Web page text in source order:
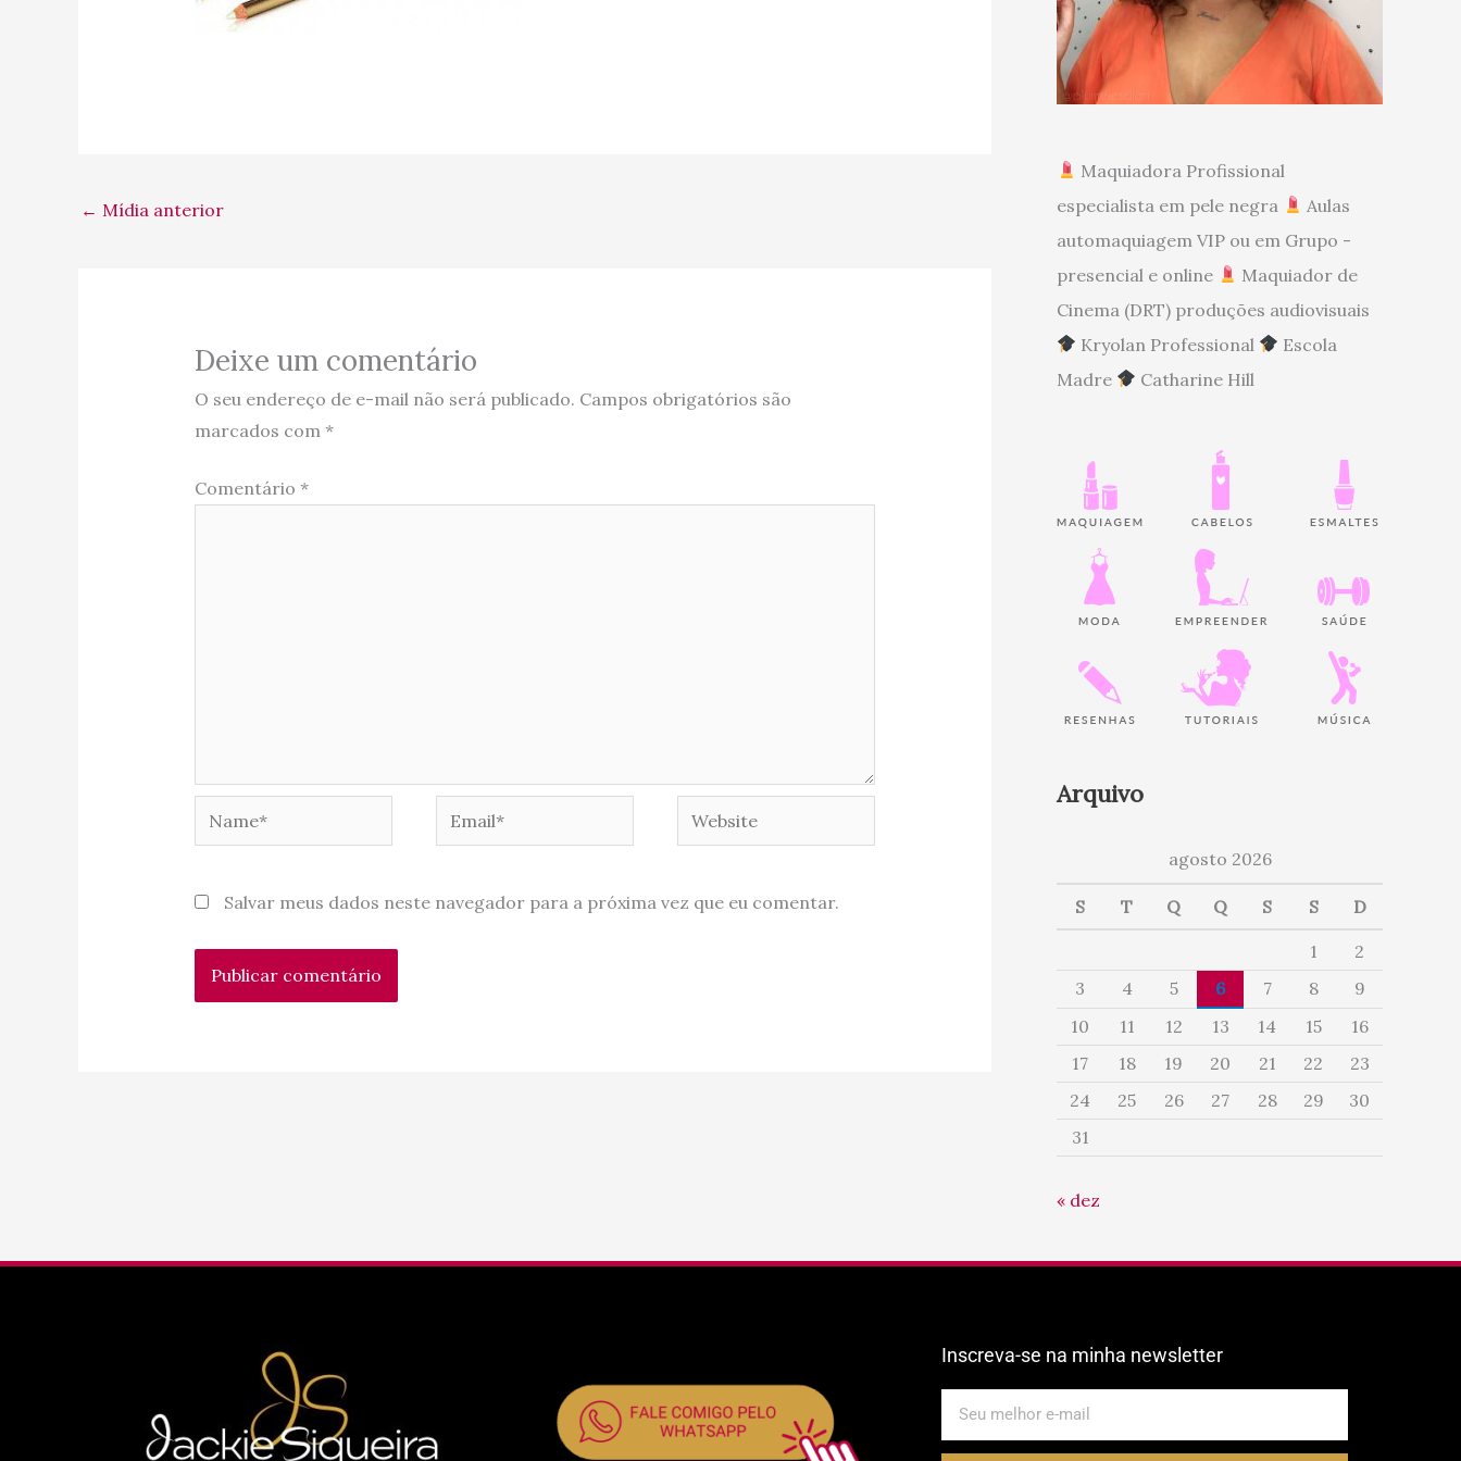
← Mídia anterior
Deixe um comentário
O seu endereço de e-mail não será publicado. Campos obrigatórios são
marcados com *
Comentário *
Website
Salvar meus dados neste navegador para a próxima vez que eu comentar.
Maquiadora Profissional
especialista em pele negra
Aulas
automaquiagem VIP ou em Grupo -
presencial e online
Maquiador de
Cinema (DRT) produções audiovisuais
Kryolan Professional
Escola
Madre
Catharine Hill
Arquivo
agosto 2026
S T Q Q S S D
1
2
3
4 5 6 7 8
9
10
11 12 13 14 15
16
17
18 19 20 21 22
23
24
25 26 27 28 29
30
31
« dez
Inscreva-se na minha newsletter